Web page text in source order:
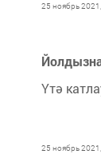
25 ноябрь
Үтә
25 ноябрь